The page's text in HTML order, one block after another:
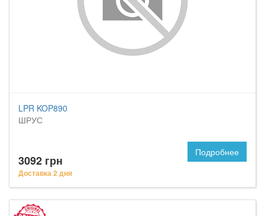
LPR KOP890
ШРУС
3092 грн
Доставка 2 дня
Подробнее